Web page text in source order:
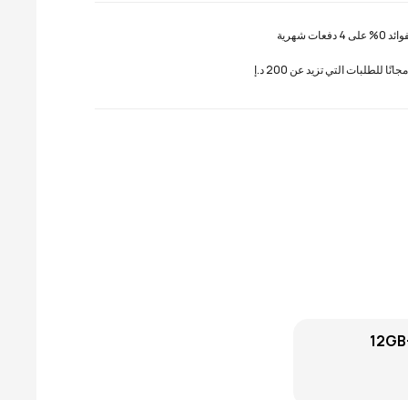
شهرية
للطلبات التي تزيد عن 200 د.إ